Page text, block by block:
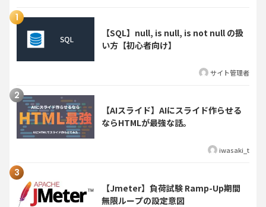
【SQL】null, is null, is not null の扱
い方【初心者向け】
サイト管理者
【AIスライド】AIにスライド作らせる
ならHTMLが最強な話。
iwasaki_t
【Jmeter】負荷試験 Ramp-Up期間
無限ループの設定意図